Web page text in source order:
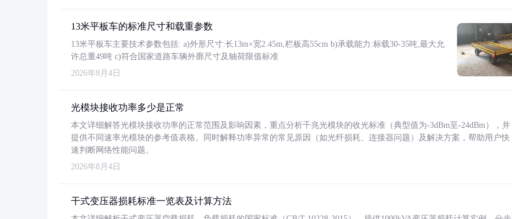
13米平板车的标准尺寸和载重参数
13米平板车主要技术参数包括: a)外形尺寸:长13m×宽2.45m,栏板高55cm b)承载能力:标载30-35吨,最大允
许总重49吨 c)符合国家道路车辆外廓尺寸及轴荷限值标准
2026年8月4日
光模块接收功率多少是正常
本文详细解答光模块接收功率的正常范围及影响因素，重点分析千兆光模块的收光标准（典型值为-3dBm至-24dBm），并
提供不同速率光模块的参考值表格。同时解释功率异常的常见原因（如光纤损耗、连接器问题）及解决方案，帮助用户快
速判断网络性能问题。
2026年8月4日
干式变压器损耗标准一览表及计算方法